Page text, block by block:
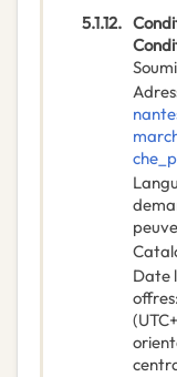
5.1.12.
Date
offres: